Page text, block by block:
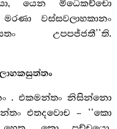
යෙන මිධෙකච්චො
වස්සවලාහකානං
උපපජ්ජතී’’ති.
. එකමන්තං නිසින්නො
එතදවොච – ‘‘කො